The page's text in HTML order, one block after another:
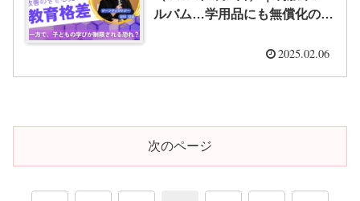
ルバム…学用品にも無償化の
2025.02.06
次のページ